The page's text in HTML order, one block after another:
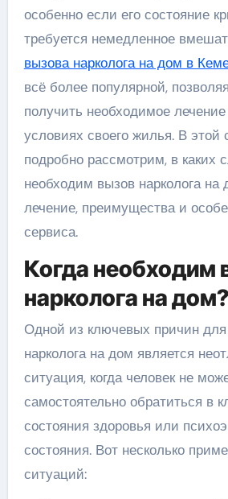
особенно если его состояние
требуется немедленное
вызова нарколога на дом в
всё более популярной,
получить необходимое
условиях своего жилья. В этой
подробно рассмотрим, в каких
необходим вызов нарколога на
лечение, преимущества и
сервиса.
Когда необходим
нарколога на дом?
Одной из ключевых причин
нарколога на дом является
ситуация, когда человек не
самостоятельно обратиться в
состояния здоровья или
состояния. Вот несколько
ситуаций: